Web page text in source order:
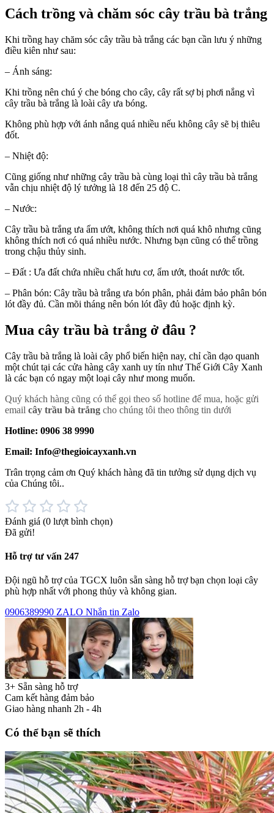
Cách trồng và chăm sóc cây trầu bà trắng
Khi trồng hay chăm sóc cây trầu bà trắng các bạn cần lưu ý những
điều kiên như sau:
– Ánh sáng:
Khi trồng nên chú ý che bóng cho cây, cây rất sợ bị phơi nắng vì
cây trầu bà trắng là loài cây ưa bóng.
Không phù hợp với ánh nắng quá nhiều nếu không cây sẽ bị thiêu
đốt.
– Nhiệt độ:
Cũng giống như những cây trầu bà cùng loại thì cây trầu bà trắng
vẫn chịu nhiệt độ lý tưởng là 18 đến 25 độ C.
– Nước:
Cây trầu bà trắng ưa ẩm ướt, không thích nơi quá khô nhưng cũng
không thích nơi có quá nhiều nước. Nhưng bạn cũng có thể trồng
trong chậu thủy sinh.
– Đất : Ưa đất chứa nhiều chất hưu cơ, ẩm ướt, thoát nước tốt.
– Phân bón: Cây trầu bà trắng ưa bón phân, phải đảm bảo phân bón
lót đầy đủ. Cần mõi tháng nên bón lót đầy đủ hoặc định kỳ.
Mua cây trầu bà trắng ở đâu ?
Cây trầu bà trắng là loài cây phổ biến hiện nay, chỉ cần dạo quanh
một chút tại các cửa hàng cây xanh uy tín như Thế Giới Cây Xanh
là các bạn có ngay một loại cây như mong muốn.
Quý khách hàng cũng có thể gọi theo số hotline để mua, hoặc gửi
email cây trầu bà trắng cho chúng tôi theo thông tin dưới
Hotline: 0906 38 9990
Email: Info@thegioicayxanh.vn
Trân trọng cảm ơn Quý khách hàng đã tin tưởng sử dụng dịch vụ
của Chúng tôi..
Đánh giá (0 lượt bình chọn)
Đã gửi!
Hỗ trợ tư vấn 247
Đội ngũ hỗ trợ của TGCX luôn sẵn sàng hỗ trợ bạn chọn loại cây
phù hợp nhất với phong thủy và không gian.
0906389990 ZALO Nhắn tin Zalo
3+ Sẵn sàng hỗ trợ
Cam kết hàng đảm bảo
Giao hàng nhanh 2h - 4h
Có thể bạn sẽ thích